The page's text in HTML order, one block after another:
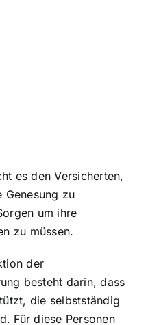
es den Versicherten,
zu
um ihre
zu müssen.
der
besteht darin, dass
die selbstständig
Für diese Personen